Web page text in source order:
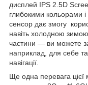
дисплей IPS 2.5D
глибокими кольорами
сенсор дає змогу
навіть холодною
частини — ви можете
наприклад, для себе
навігації.
Ще одна перевага цієї